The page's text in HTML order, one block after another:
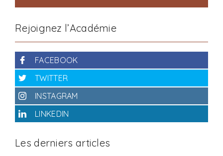
Rejoignez l’Académie
FACEBOOK
TWITTER
INSTAGRAM
LINKEDIN
Les derniers articles